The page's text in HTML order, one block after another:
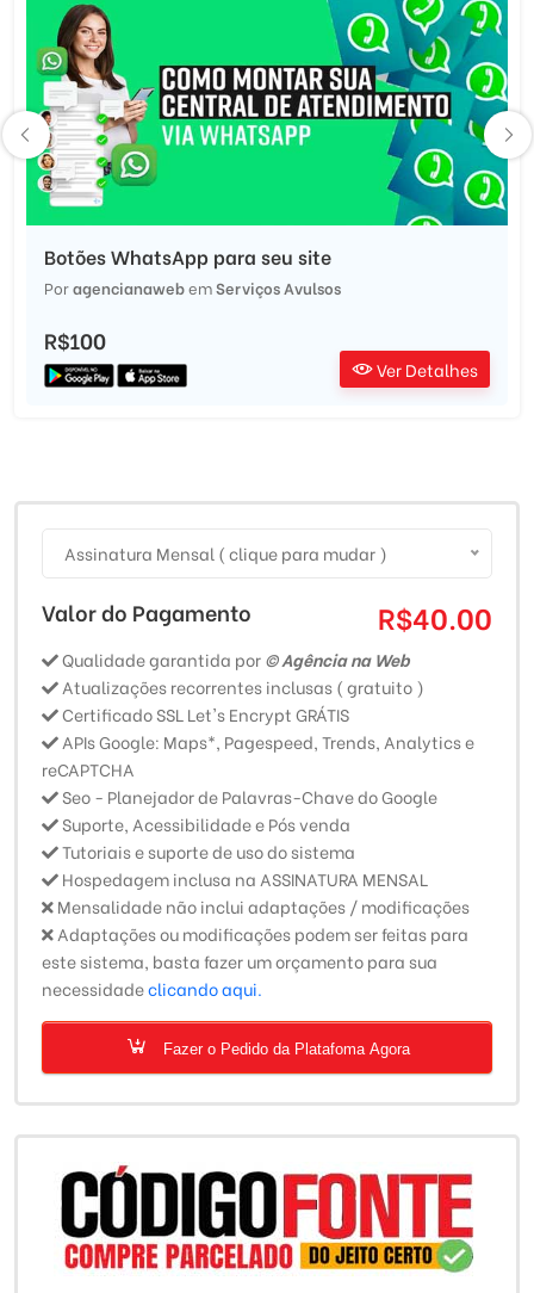
Botões WhatsApp para seu site
PoragencianawebemServiços Avulsos
R$100
Ver Detalhes
Assinatura Mensal ( clique para mudar )
Valor do Pagamento R$40.00
Qualidade garantida por© Agência na Web
Atualizações recorrentes inclusas ( gratuito )
Certificado SSL Let's Encrypt GRÁTIS
APIs Google: Maps*, Pagespeed, Trends, Analytics e
reCAPTCHA
Seo - Planejador de Palavras-Chave do Google
Suporte, Acessibilidade e Pós venda
Tutoriais e suporte de uso do sistema
Hospedagem inclusa na ASSINATURA MENSAL
Mensalidade não inclui adaptações / modificações
Adaptações ou modificações podem ser feitas para
este sistema, basta fazer um orçamento para sua
necessidadeclicando aqui.
Fazer o Pedido da Platafoma Agora